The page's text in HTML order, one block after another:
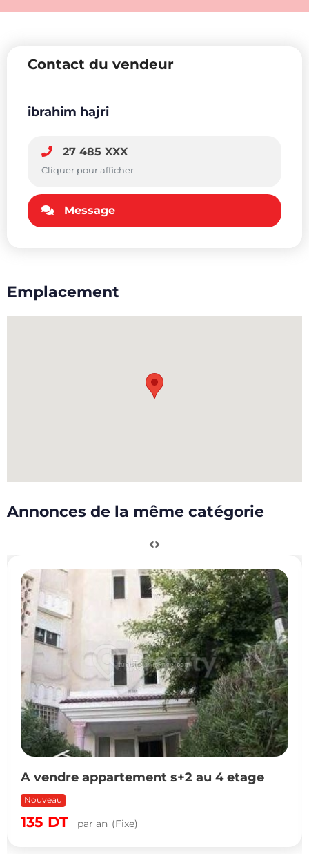
Contact du vendeur
ibrahim hajri
27 485 XXX
Cliquer pour afficher
Message
Emplacement
Annonces de la même catégorie
A vendre appartement s+2 au 4 etage
Nouveau
135 DT par an (Fixe)